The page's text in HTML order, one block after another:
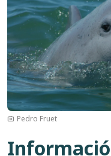
Pedro Fruet